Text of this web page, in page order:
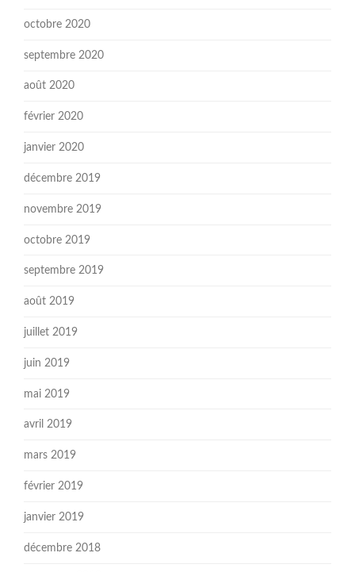
octobre 2020
septembre 2020
août 2020
février 2020
janvier 2020
décembre 2019
novembre 2019
octobre 2019
septembre 2019
août 2019
juillet 2019
juin 2019
mai 2019
avril 2019
mars 2019
février 2019
janvier 2019
décembre 2018